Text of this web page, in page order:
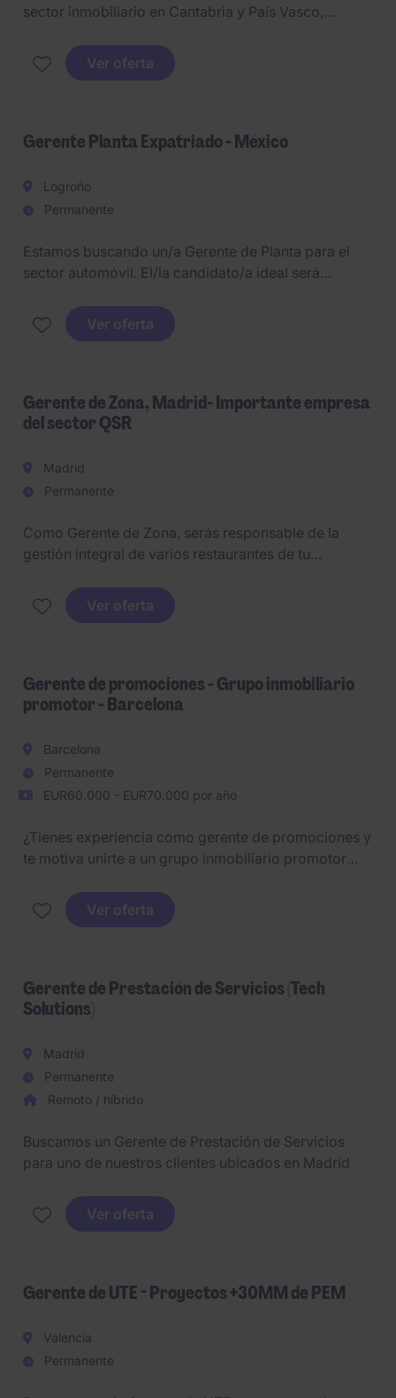
sector inmobiliario en Cantabria y País Vasco,
gestionar promociones de principio a fin.
Ver oferta
Gerente Planta Expatriado - México
Logroño
Permanente
Estamos buscando un/a Gerente de Planta para el
sector automóvil. El/la candidato/a ideal será
tamaño medio y volverá después a la central en
España.
Ver oferta
Gerente de Zona, Madrid- Importante empresa
del sector QSR
Madrid
Permanente
Como Gerente de Zona, serás responsable de la
gestión integral de varios restaurantes de tu
de los estándares operativos, alcanzar los objetivos
de ventas y rentabilidad, y desarrollar a los equipos
Ver oferta
Gerente de promociones - Grupo inmobiliario
promotor - Barcelona
Barcelona
Permanente
EUR60.000 - EUR70.000 por año
¿Tienes experiencia como gerente de promociones y
te motiva unirte a un grupo inmobiliario promotor
Ver oferta
Gerente de Prestación de Servicios (Tech
Solutions)
Madrid
Permanente
Remoto / híbrido
Buscamos un Gerente de Prestación de Servicios
para uno de nuestros clientes ubicados en Madrid
Ver oferta
Gerente de UTE - Proyectos +30MM de PEM
Valencia
Permanente